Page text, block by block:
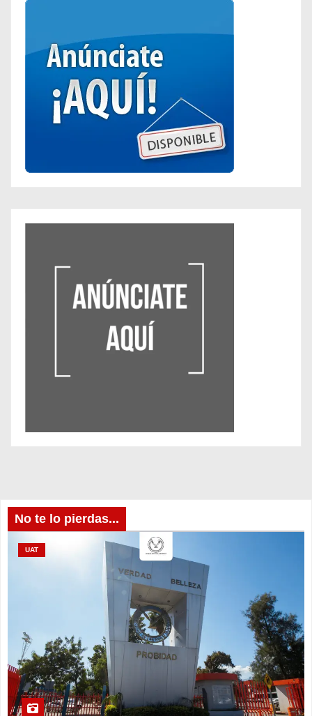
No te lo pierdas...
UAT